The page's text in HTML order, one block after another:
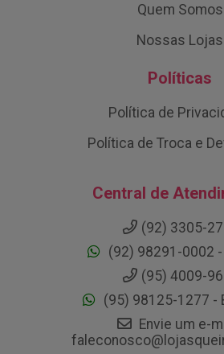
Quem Somos
Nossas Lojas
Políticas
Política de
Política de Troca e
Central de
(92) 3305-
(92) 98291-0002
(95) 4009-
(95) 98125-1277 -
Envie um e-